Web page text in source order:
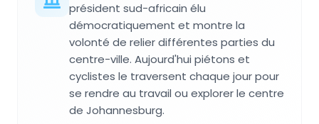
président sud-africain élu
démocratiquement et montre la
volonté de relier différentes parties du
centre-ville. Aujourd'hui piétons et
cyclistes le traversent chaque jour pour
se rendre au travail ou explorer le centre
de Johannesburg.